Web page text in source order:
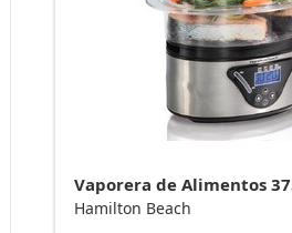
Hamilton Beach